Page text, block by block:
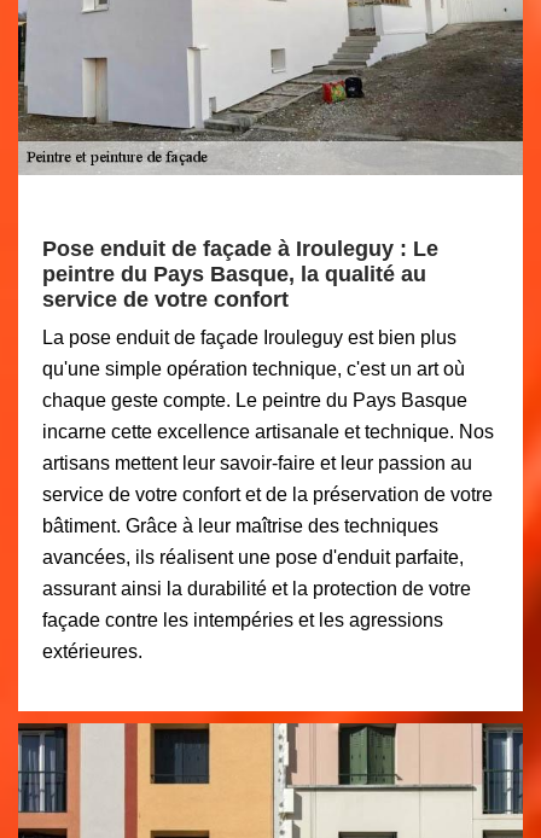
Pose enduit de façade à Irouleguy : Le
peintre du Pays Basque, la qualité au
service de votre confort
La pose enduit de façade Irouleguy est bien plus
qu'une simple opération technique, c'est un art où
chaque geste compte. Le peintre du Pays Basque
incarne cette excellence artisanale et technique. Nos
artisans mettent leur savoir-faire et leur passion au
service de votre confort et de la préservation de votre
bâtiment. Grâce à leur maîtrise des techniques
avancées, ils réalisent une pose d'enduit parfaite,
assurant ainsi la durabilité et la protection de votre
façade contre les intempéries et les agressions
extérieures.